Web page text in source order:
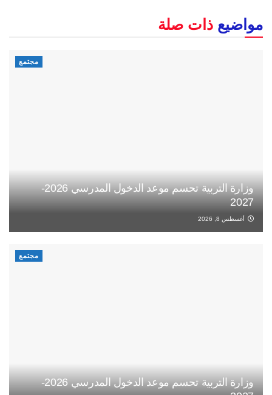
مواضيع ذات صلة
مجتمع
وزارة التربية تحسم موعد الدخول المدرسي 2026-
2027
أغسطس 8, 2026
مجتمع
وزارة التربية تحسم موعد الدخول المدرسي 2026-